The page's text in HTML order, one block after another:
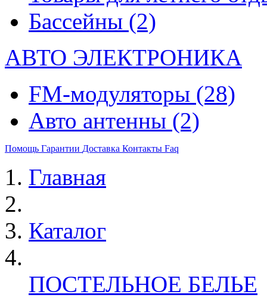
Бассейны (2)
АВТО ЭЛЕКТРОНИКА
FM-модуляторы (28)
Авто антенны (2)
Помощь Гарантии Доставка Контакты Faq
Главная
Каталог
ПОСТЕЛЬНОЕ БЕЛЬЕ